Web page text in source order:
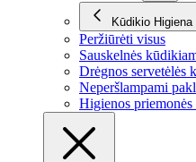
Kūdikio Higiena
Peržiūrėti visus
Sauskelnės
Drėgnos servetėlės
Neperšlampami
Higienos